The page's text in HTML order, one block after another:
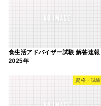
食生活アドバイザー試験 解答速報
2025年
資格・試験